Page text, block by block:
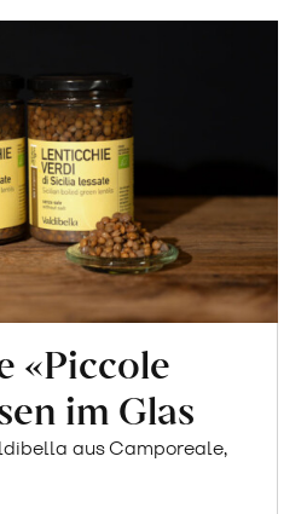
«Piccole
im Glas
aus Camporeale,